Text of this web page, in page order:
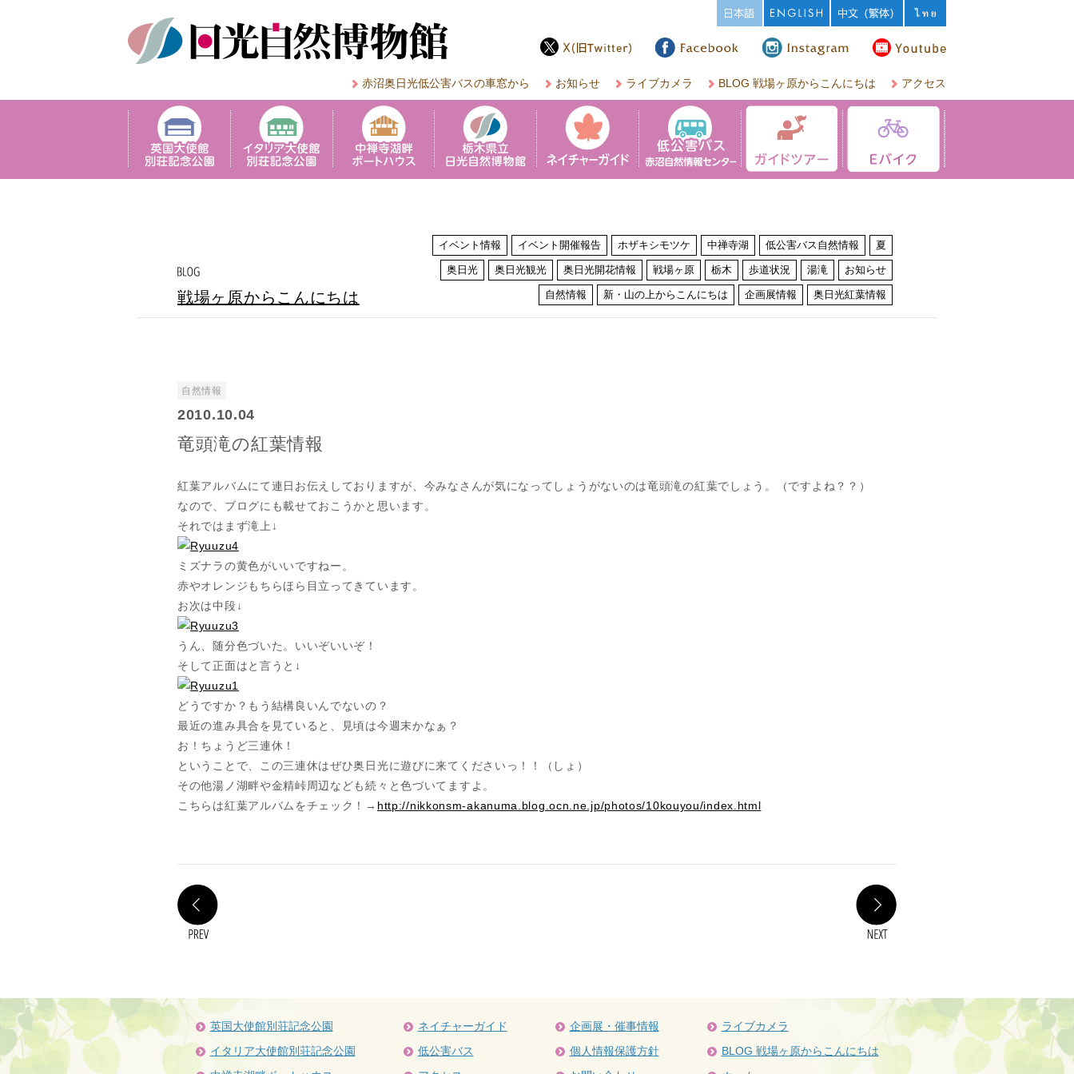
赤沼奥日光低公害バスの車窓から お知らせ ライブカメラ BLOG 戦場ヶ原からこんにちは アクセス
戦場ヶ原からこんにちは
イベント情報 イベント開催報告 ホザキシモツケ 中禅寺湖 低公害バス自然情報 夏
奥日光 奥日光観光 奥日光開花情報 戦場ヶ原 栃木 歩道状況 湯滝 お知らせ
自然情報 新・山の上からこんにちは 企画展情報 奥日光紅葉情報
自然情報
2010.10.04
竜頭滝の紅葉情報
紅葉アルバムにて連日お伝えしておりますが、今みなさんが気になってしょうがないのは竜頭滝の紅葉でしょう。（ですよね？？）
なので、ブログにも載せておこうかと思います。
それではまず滝上↓
ミズナラの黄色がいいですねー。
赤やオレンジもちらほら目立ってきています。
お次は中段↓
うん、随分色づいた。いいぞいいぞ！
そして正面はと言うと↓
どうですか？もう結構良いんでないの？
最近の進み具合を見ていると、見頃は今週末かなぁ？
お！ちょうど三連休！
ということで、この三連休はぜひ奥日光に遊びに来てくださいっ！！（しょ）
その他湯ノ湖畔や金精峠周辺なども続々と色づいてますよ。
こちらは紅葉アルバムをチェック！→ http://nikkonsm-akanuma.blog.ocn.ne.jp/photos/10kouyou/index.html
英国大使館別荘記念公園
イタリア大使館別荘記念公園
ネイチャーガイド
低公害バス
企画展・催事情報
個人情報保護方針
ライブカメラ
BLOG 戦場ヶ原からこんにちは